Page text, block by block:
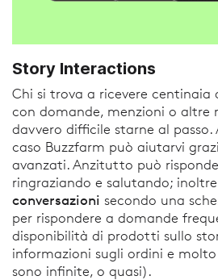
Story Interactions
Chi si trova a ricevere centinaia
con domande, menzioni o altre
davvero difficile starne al passo.
caso Buzzfarm può aiutarvi
avanzati. Anzitutto può
ringraziando e salutando; inoltre
conversazioni secondo una
per rispondere a domande
disponibilità di prodotti sullo
informazioni sugli ordini e
sono infinite, o quasi).